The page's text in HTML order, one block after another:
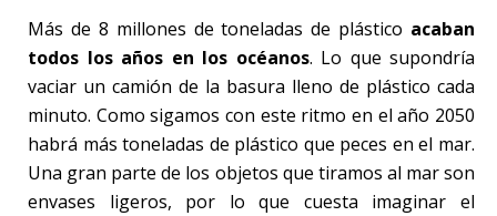
Más de 8 millones de toneladas de plástico acaban
todos los años en los océanos. Lo que supondría
vaciar un camión de la basura lleno de plástico cada
minuto. Como sigamos con este ritmo en el año 2050
habrá más toneladas de plástico que peces en el mar.
Una gran parte de los objetos que tiramos al mar son
envases ligeros, por lo que cuesta imaginar el